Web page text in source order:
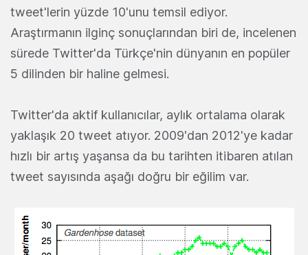
tweet'lerin yüzde 10'unu temsil ediyor.
Araştırmanın ilginç sonuçlarından biri de, incelenen
sürede Twitter'da Türkçe'nin dünyanın en popüler
5 dilinden bir haline gelmesi.
Twitter'da aktif kullanıcılar, aylık ortalama olarak
yaklaşık 20 tweet atıyor. 2009'dan 2012'ye kadar
hızlı bir artış yaşansa da bu tarihten itibaren atılan
tweet sayısında aşağı doğru bir eğilim var.